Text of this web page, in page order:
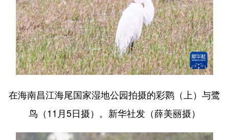
在海南昌江海尾国家湿地公园拍摄的彩鹮（上）与鹭
鸟（11月5日摄）。新华社发（薛美丽摄）